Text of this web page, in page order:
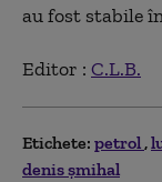
au fost stabile
Editor : C.L.B.
Etichete: petrol
denis șmihal